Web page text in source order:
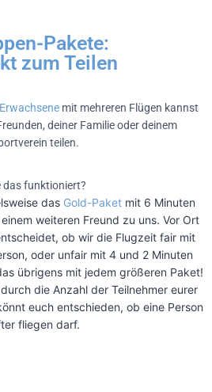
Pakete:
zum Teilen
mit mehreren Flügen kannst
deiner Familie oder deinem
teilen.
das funktioniert?
das Gold-Paket mit 6 Minuten
weiteren Freund zu uns. Vor Ort
ob wir die Flugzeit fair mit
oder unfair mit 4 und 2 Minuten
übrigens mit jedem größeren Paket!
die Anzahl der Teilnehmer eurer
euch entschieden, ob eine Person
fliegen darf.